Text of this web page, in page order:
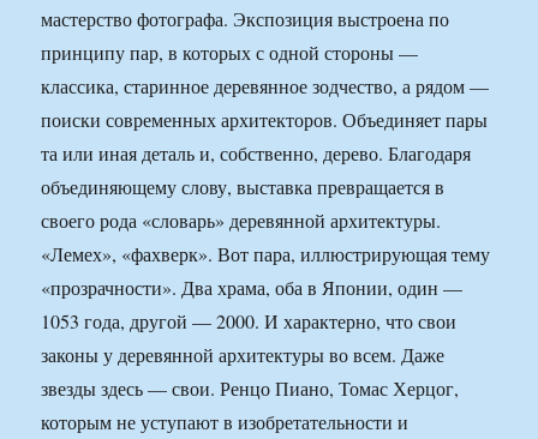
мастерство фотографа. Экспозиция выстроена по
принципу пар, в которых с одной стороны —
классика, старинное деревянное зодчество, а рядом —
поиски современных архитекторов. Объединяет пары
та или иная деталь и, собственно, дерево. Благодаря
объединяющему слову, выставка превращается в
своего рода «словарь» деревянной архитектуры.
«Лемех», «фахверк». Вот пара, иллюстрирующая тему
«прозрачности». Два храма, оба в Японии, один —
1053 года, другой — 2000. И характерно, что свои
законы у деревянной архитектуры во всем. Даже
звезды здесь — свои. Ренцо Пиано, Томас Херцог,
которым не уступают в изобретательности и